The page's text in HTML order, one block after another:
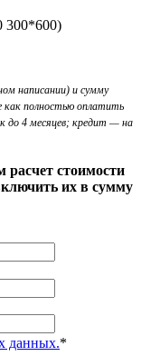
300*600)
написании) и сумму
полностью оплатить
до 4 месяцев; кредит — на
стоимости
их в сумму
данных.*